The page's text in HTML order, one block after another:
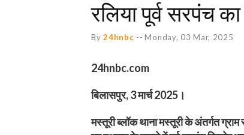
रलिया पूर्व सरपंच
By24hnbc -- Monday, 03 Mar, 2025
24hnbc.com
बिलासपुर, 3 मार्च 2025।
मस्तूरी ब्लॉक थाना मस्तूरी के अंतर्गत